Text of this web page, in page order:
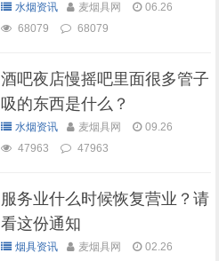
水烟资讯 麦烟具网
06.26
68079
68079
酒吧夜店慢摇吧里面很多管子
吸的东西是什么？
水烟资讯 麦烟具网
09.26
47963
47963
服务业什么时候恢复营业？请
看这份通知
烟具资讯 麦烟具网
02.26